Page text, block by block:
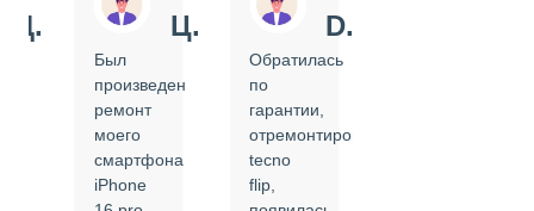
Д.
Ц.
Был
произведен
ремонт
моего
смартфона
iPhone
D.
Обратилась
по
гарантии,
отремонтировать
tecno
flip,